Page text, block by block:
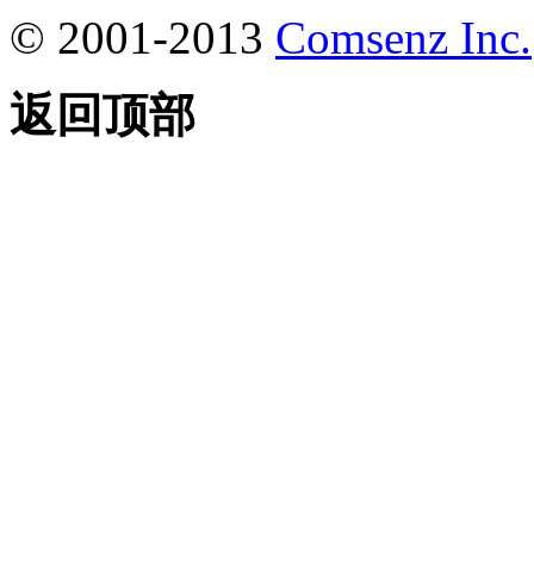
© 2001-2013 Comsenz Inc.
返回顶部